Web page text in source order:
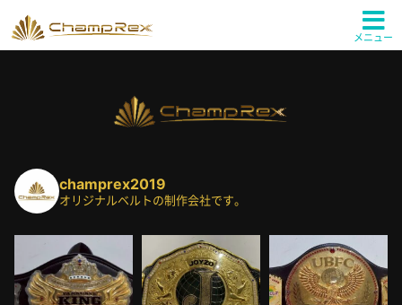
メニュー
champrex2019
オリジナルベルトの制作会社です。